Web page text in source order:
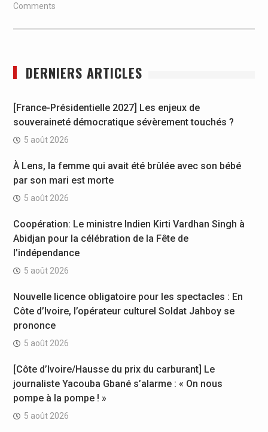
Comments
DERNIERS ARTICLES
[France-Présidentielle 2027] Les enjeux de
souveraineté démocratique sévèrement touchés ?
5 août 2026
À Lens, la femme qui avait été brûlée avec son bébé
par son mari est morte
5 août 2026
Coopération: Le ministre Indien Kirti Vardhan Singh à
Abidjan pour la célébration de la Fête de
l’indépendance
5 août 2026
Nouvelle licence obligatoire pour les spectacles : En
Côte d’Ivoire, l’opérateur culturel Soldat Jahboy se
prononce
5 août 2026
[Côte d’Ivoire/Hausse du prix du carburant] Le
journaliste Yacouba Gbané s’alarme : « On nous
pompe à la pompe ! »
5 août 2026